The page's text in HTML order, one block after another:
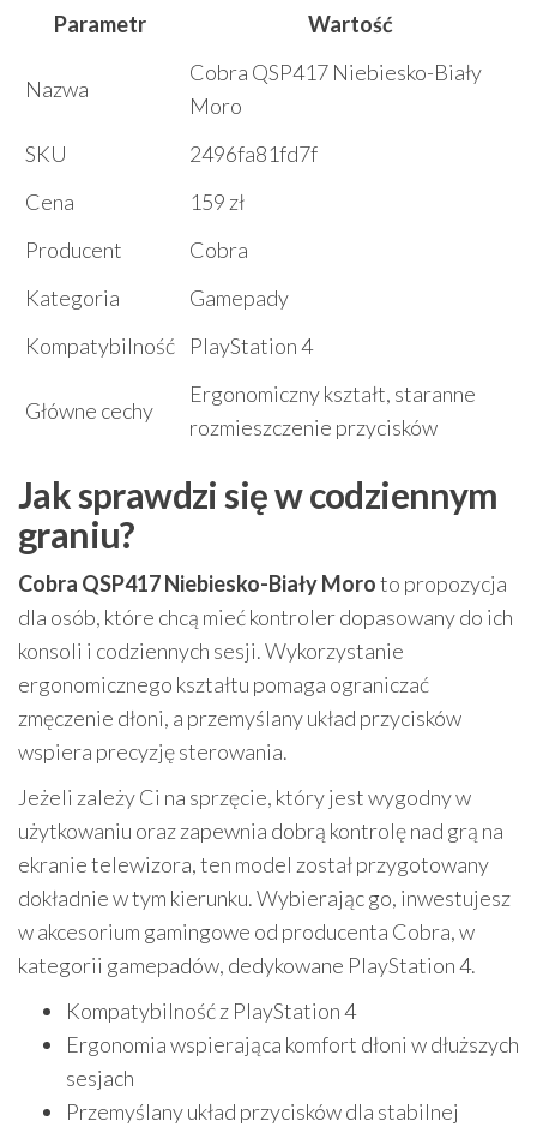
Parametr
Wartość
Nazwa
Cobra QSP417 Niebiesko-Biały
Moro
SKU
2496fa81fd7f
Cena
159 zł
Producent
Cobra
Kategoria
Gamepady
Kompatybilność
PlayStation 4
Główne cechy
Ergonomiczny kształt, staranne
rozmieszczenie przycisków
Jak sprawdzi się w codziennym
graniu?
Cobra QSP417 Niebiesko-Biały Moroto propozycja
dla osób, które chcą mieć kontroler dopasowany do ich
konsoli i codziennych sesji. Wykorzystanie
ergonomicznego kształtu pomaga ograniczać
zmęczenie dłoni, a przemyślany układ przycisków
wspiera precyzję sterowania.
Jeżeli zależy Ci na sprzęcie, który jest wygodny w
użytkowaniu oraz zapewnia dobrą kontrolę nad grą na
ekranie telewizora, ten model został przygotowany
dokładnie w tym kierunku. Wybierając go, inwestujesz
w akcesorium gamingowe od producenta Cobra, w
kategorii gamepadów, dedykowane PlayStation 4.
Kompatybilność z PlayStation 4
Ergonomia wspierająca komfort dłoni w dłuższych
sesjach
Przemyślany układ przycisków dla stabilnej